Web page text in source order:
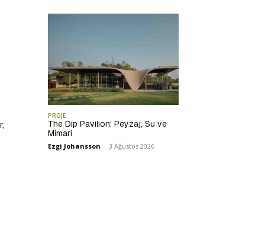
PROJE
The Dip Pavilion: Peyzaj, Su ve
Mimari
Ezgi Johansson - 3 Ağustos 2026